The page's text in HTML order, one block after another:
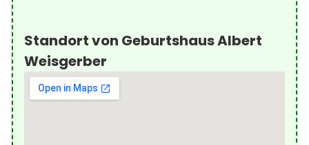
Standort von Geburtshaus Albert
Weisgerber